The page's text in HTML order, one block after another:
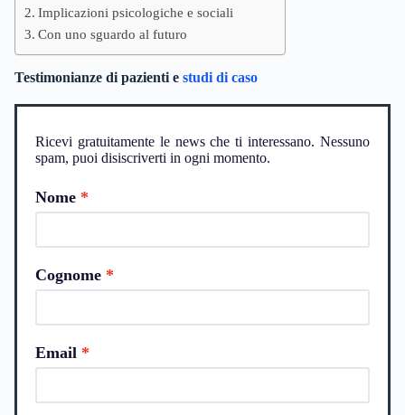
Implicazioni psicologiche e sociali
Con uno sguardo al futuro
Testimonianze di pazienti e studi di caso
Ricevi gratuitamente le news che ti interessano. Nessuno
spam, puoi disiscriverti in ogni momento.
Nome
Cognome
Email